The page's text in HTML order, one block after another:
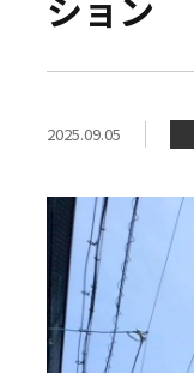
2025.09.05